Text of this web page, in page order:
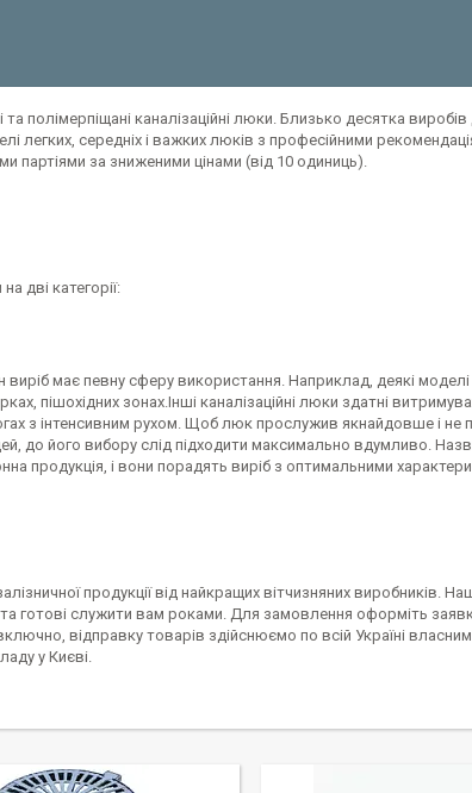
полімерпіщані каналізаційні люки. Близько десятка виробів
легких, середніх і важких люків з професійними
партіями за зниженими цінами (від 10 одиниць).
дві категорії:
має певну сферу використання. Наприклад, деякі
пішохідних зонах.Інші каналізаційні люки здатні
з інтенсивним рухом. Щоб люк прослужив якнайдовше і не
до його вибору слід підходити максимально вдумливо.
продукція, і вони порадять виріб з оптимальними
продукції від найкращих вітчизняних виробників.
готові служити вам роками. Для замовлення оформіть
відправку товарів здійснюємо по всій Україні
у Києві.